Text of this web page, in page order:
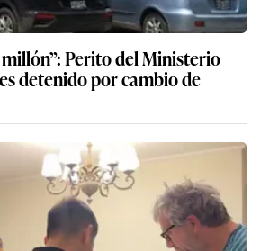
Perito del Ministerio
detenido por cambio de